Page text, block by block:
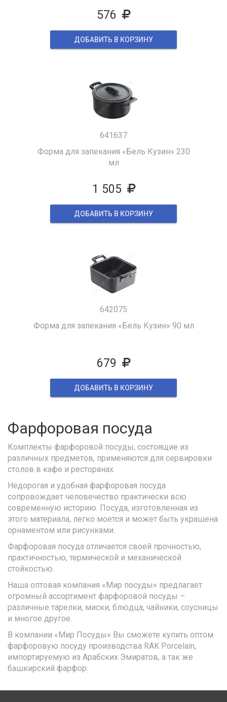
576
ДОБАВИТЬ В КОРЗИНУ
641637
Форма для запекания «Бель Кузин» 230
мл
1 505
ДОБАВИТЬ В КОРЗИНУ
642075
Форма для запекания «Бель Кузин» 90 мл
679
ДОБАВИТЬ В КОРЗИНУ
Фарфоровая посуда
Комплекты фарфоровой посуды, состоящие из
различных предметов, применяются для сервировки
столов в кафе и ресторанах.
Недорогая и удобная фарфоровая посуда
сопровождает человечество практически всю
современную историю. Посуда, изготовленная из
этого материала, легко моется и может быть украшена
орнаментом или рисунками.
Фарфоровая посуда отличается своей прочностью,
практичностью, термической и механической
стойкостью.
Наша оптовая компания «Мир посуды» предлагает
огромный ассортимент фарфоровой посуды –
различные тарелки, миски, блюдца, чайники, соусницы
и многое другое.
В компании «Мир Посуды» Вы сможете купить оптом
фарфоровую посуду производства RAK Porcelain,
импортируемую из Арабских Эмиратов, а так же
башкирский фарфор.